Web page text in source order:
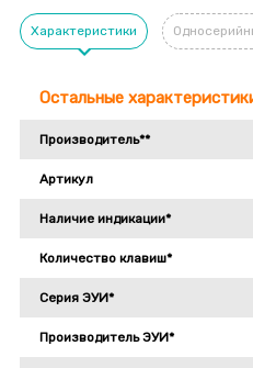
Характеристики
Остальные
Производитель**
Артикул
Наличие индикации*
Количество клавиш*
Серия ЭУИ*
Производитель ЭУИ*